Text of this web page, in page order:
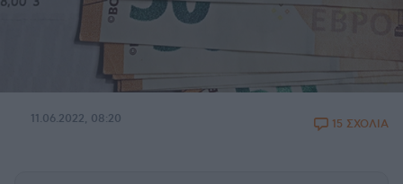
11.06.2022, 08:20 15 ΣΧΟΛΙΑ